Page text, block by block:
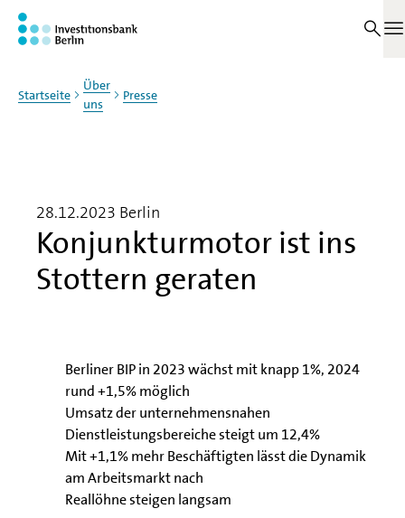
Zum Haupinhalt springen
Startseite
Über
uns
Presse
Konjunkturmotor ist ins
Stottern geraten
28.12.2023 Berlin
Berliner BIP in 2023 wächst mit knapp 1%, 2024
rund +1,5% möglich
Umsatz der unternehmensnahen
Dienstleistungsbereiche steigt um 12,4%
Mit +1,1% mehr Beschäftigten lässt die Dynamik
am Arbeitsmarkt nach
Reallöhne steigen langsam